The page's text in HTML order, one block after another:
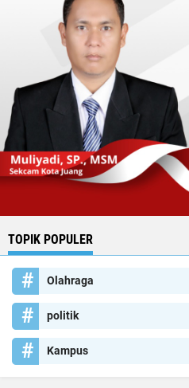
TOPIK POPULER
Olahraga
politik
Kampus